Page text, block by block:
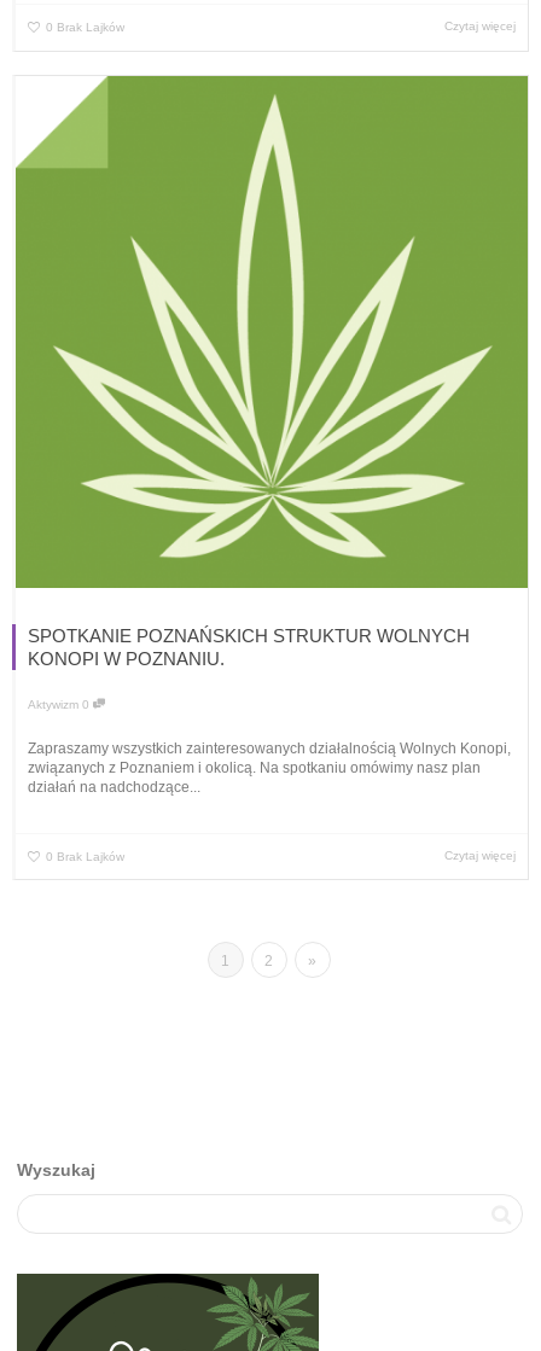
0 Brak Lajków Czytaj więcej
SPOTKANIE POZNAŃSKICH STRUKTUR WOLNYCH
KONOPI W POZNANIU.
Aktywizm 0
Zapraszamy wszystkich zainteresowanych działalnością Wolnych Konopi,
związanych z Poznaniem i okolicą. Na spotkaniu omówimy nasz plan
działań na nadchodzące...
0 Brak Lajków Czytaj więcej
1 2 »
Wyszukaj